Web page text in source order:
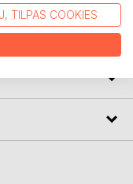
TILPAS COOKIES